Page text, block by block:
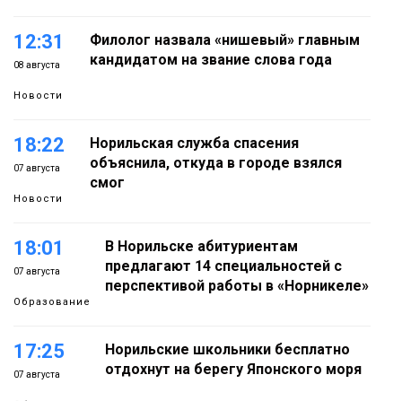
12:31
08 августа
Новости
Филолог назвала «нишевый» главным
кандидатом на звание слова года
18:22
07 августа
Новости
Норильская служба спасения
объяснила, откуда в городе взялся
смог
18:01
07 августа
Образование
В Норильске абитуриентам
предлагают 14 специальностей с
перспективой работы в «Норникеле»
17:25
07 августа
Норильские школьники бесплатно
отдохнут на берегу Японского моря